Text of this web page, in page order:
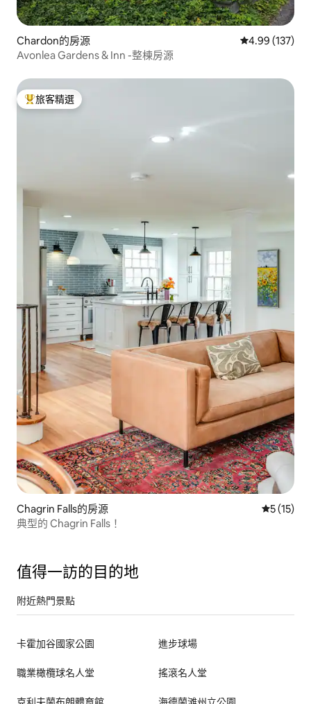
Chardon的房源 從 137 則評價
4.99 (137)
Avonlea Gardens & Inn -整棟房源
旅客精選榜首
旅客精選
Chagrin Falls的房源 從 15 則
5 (15)
典型的 Chagrin Falls！
值得一訪的目的地
附近熱門景點
卡霍加谷國家公園 進步球場
職業橄欖球名人堂 搖滾名人堂